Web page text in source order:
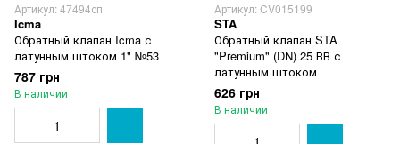
Артикул: 47494сп
Icma
Обратный клапан Icma с
латунным штоком 1" №53
787 грн
В наличии
Артикул: CV015199
STA
Обратный клапан STA
"Premium" (DN) 25 ВВ с
латунным штоком
626 грн
В наличии